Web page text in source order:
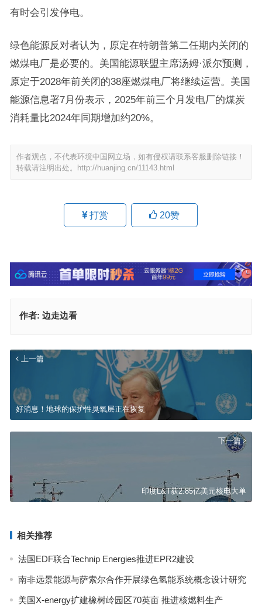
有时会引发停电。
绿色能源反对者认为，原定在特朗普第二任期内关闭的
燃煤电厂是必要的。美国能源联盟主席汤姆·派尔预测，
原定于2028年前关闭的38座燃煤电厂将继续运营。美国
能源信息署7月份表示，2025年前三个月发电厂的煤炭
消耗量比2024年同期增加约20%。
作者观点，不代表环境中国网立场，如有侵权请联系客服删除链接！
转载请注明出处。
http://huanjing.cn/11143.html
打赏 20赞
作者: 边走边看
上一篇
好消息！地球的保护性臭氧层正在恢复
下一篇
印度L&T获2.85亿美元核电大单
相关推荐
法国EDF联合Technip Energies推进EPR2建设
南非远景能源与萨索尔合作开展绿色氢能系统概念设计研究
美国X-energy扩建橡树岭园区70英亩 推进核燃料生产